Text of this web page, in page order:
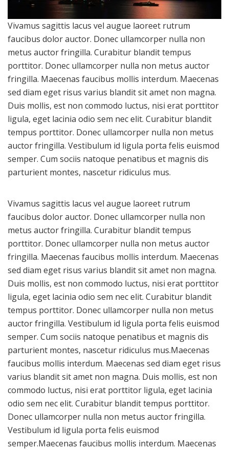
Vivamus sagittis lacus vel augue laoreet rutrum
faucibus dolor auctor. Donec ullamcorper nulla non
metus auctor fringilla. Curabitur blandit tempus
porttitor. Donec ullamcorper nulla non metus auctor
fringilla. Maecenas faucibus mollis interdum. Maecenas
sed diam eget risus varius blandit sit amet non magna.
Duis mollis, est non commodo luctus, nisi erat porttitor
ligula, eget lacinia odio sem nec elit. Curabitur blandit
tempus porttitor. Donec ullamcorper nulla non metus
auctor fringilla. Vestibulum id ligula porta felis euismod
semper. Cum sociis natoque penatibus et magnis dis
parturient montes, nascetur ridiculus mus.
Vivamus sagittis lacus vel augue laoreet rutrum
faucibus dolor auctor. Donec ullamcorper nulla non
metus auctor fringilla. Curabitur blandit tempus
porttitor. Donec ullamcorper nulla non metus auctor
fringilla. Maecenas faucibus mollis interdum. Maecenas
sed diam eget risus varius blandit sit amet non magna.
Duis mollis, est non commodo luctus, nisi erat porttitor
ligula, eget lacinia odio sem nec elit. Curabitur blandit
tempus porttitor. Donec ullamcorper nulla non metus
auctor fringilla. Vestibulum id ligula porta felis euismod
semper. Cum sociis natoque penatibus et magnis dis
parturient montes, nascetur ridiculus mus.Maecenas
faucibus mollis interdum. Maecenas sed diam eget risus
varius blandit sit amet non magna. Duis mollis, est non
commodo luctus, nisi erat porttitor ligula, eget lacinia
odio sem nec elit. Curabitur blandit tempus porttitor.
Donec ullamcorper nulla non metus auctor fringilla.
Vestibulum id ligula porta felis euismod
semper.Maecenas faucibus mollis interdum. Maecenas